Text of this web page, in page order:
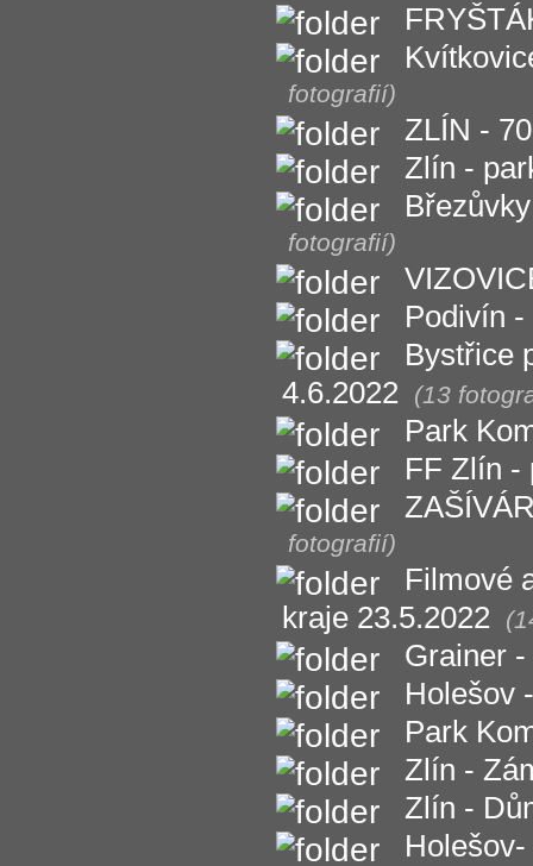
fotografií)
ZLÍN -
Zlín -
fotografií)
Podivín
Bystřice
4.6.2022
(13
Park
FF Zlín -
fotografií)
Filmové
kraje 23.5.2022
Grainer
Holešov
Park
Zlín -
Zlín -